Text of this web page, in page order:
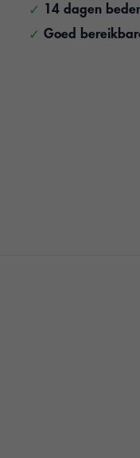
14 dagen
Goed